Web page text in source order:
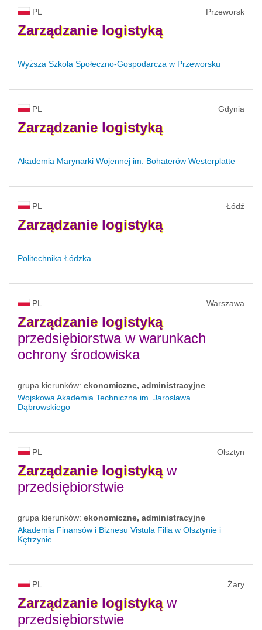
PL Przeworsk
Zarządzanie logistyką
Wyższa Szkoła Społeczno-Gospodarcza w Przeworsku
PL Gdynia
Zarządzanie logistyką
Akademia Marynarki Wojennej im. Bohaterów Westerplatte
PL Łódź
Zarządzanie logistyką
Politechnika Łódzka
PL Warszawa
Zarządzanie logistyką
przedsiębiorstwa w warunkach
ochrony środowiska
grupa kierunków: ekonomiczne, administracyjne
Wojskowa Akademia Techniczna im. Jarosława
Dąbrowskiego
PL Olsztyn
Zarządzanie logistykąw
przedsiębiorstwie
grupa kierunków: ekonomiczne, administracyjne
Akademia Finansów i Biznesu Vistula Filia w Olsztynie i
Kętrzynie
PL Żary
Zarządzanie logistykąw
przedsiębiorstwie